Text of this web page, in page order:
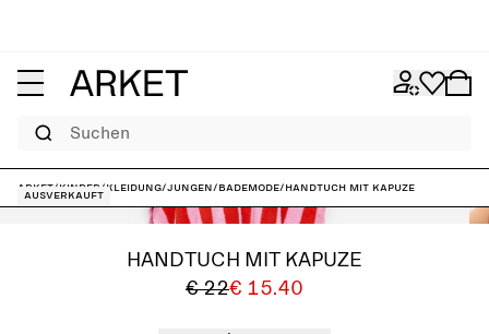
Suchen
ARKET/Kinder /Kleidung/Jungen/Bademode/Handtuch mit Kapuze
Ausverkauft
HANDTUCH MIT KAPUZE
€ 22€ 15.40